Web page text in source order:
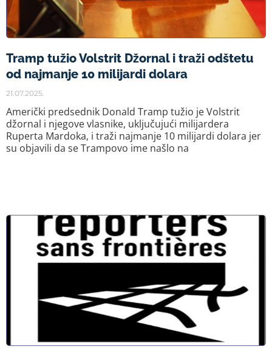
Tramp tužio Volstrit Džornal i traži odštetu
od najmanje 10 milijardi dolara
21.07.2025.
Američki predsednik Donald Tramp tužio je Volstrit
džornal i njegove vlasnike, uključujući milijardera
Ruperta Mardoka, i traži najmanje 10 milijardi dolara jer
su objavili da se Trampovo ime našlo na